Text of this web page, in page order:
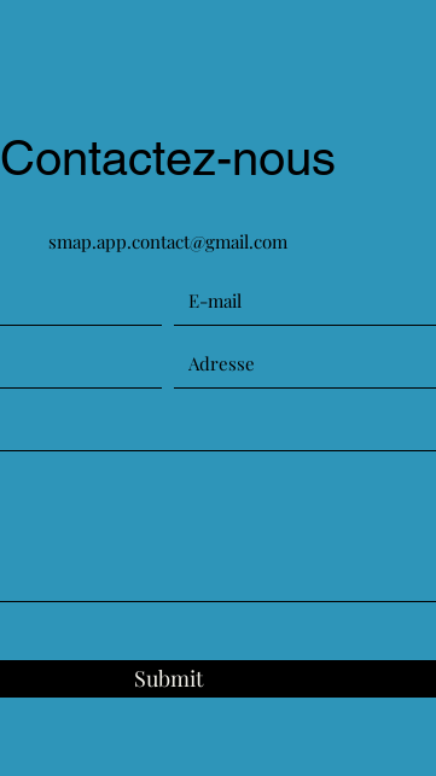
Contactez-nous
smap.app.contact@gmail.com
Submit